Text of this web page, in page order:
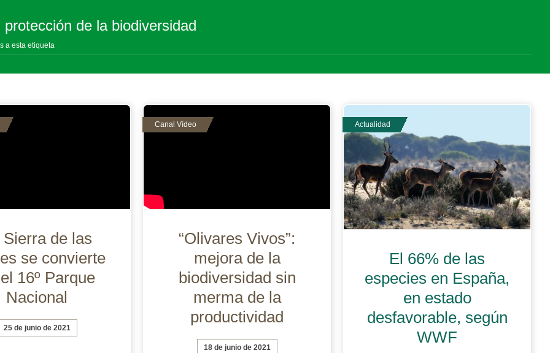
de la biodiversidad
a esta etiqueta
Sierra de las
se convierte
16º Parque
Nacional
25 de junio de 2021
“Olivares Vivos”:
mejora de la
biodiversidad sin
merma de la
productividad
18 de junio de 2021
El 66% de las
especies en España,
en estado
desfavorable, según
WWF